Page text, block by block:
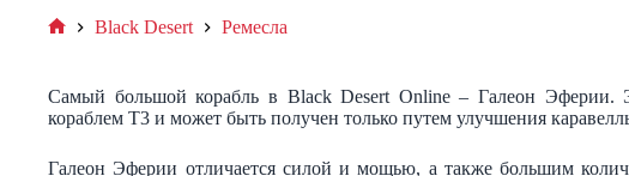
Black Desert Ремесла
Самый большой корабль в Black Desert Online – Галеон Эферии.
кораблем Т3 и может быть получен только путем улучшения
Галеон Эферии отличается силой и мощью, а также большим